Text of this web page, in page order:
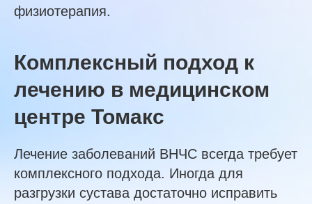
физиотерапия.
Комплексный подход к
лечению в медицинском
центре Томакс
Лечение заболеваний ВНЧС всегда требует
комплексного подхода. Иногда для
разгрузки сустава достаточно исправить